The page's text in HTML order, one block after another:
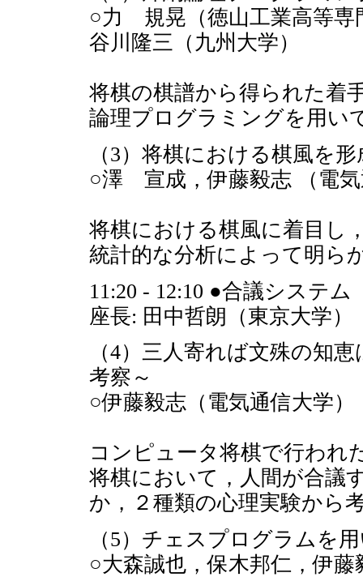
○力 規晃（徳山工業高等
谷川隆三（九州大学）
将棋の棋譜から得られた着
論理プログラミングを用い
（3）将棋における棋風を
○澤 宣成，伊藤毅志 （電気
将棋における棋風に着目し
統計的な分析によって明ら
11:20 - 12:10 ●合議システ
座長: 田中哲朗（東京大学）
（4）三人寄れば文殊の知
考察～
○伊藤毅志（電気通信大学）
コンピュータ将棋で行われ
将棋において，人間が合議
か，２種類の心理実験から
（5）チェスプログラムを
○大森誠也，保木邦仁，伊